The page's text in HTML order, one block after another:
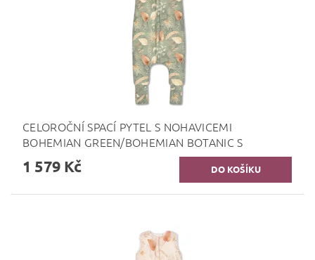
CELOROČNÍ SPACÍ PYTEL S NOHAVICEMI
BOHEMIAN GREEN/BOHEMIAN BOTANIC S
1 579 Kč